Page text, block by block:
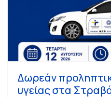
Δωρεάν
υγείας στα